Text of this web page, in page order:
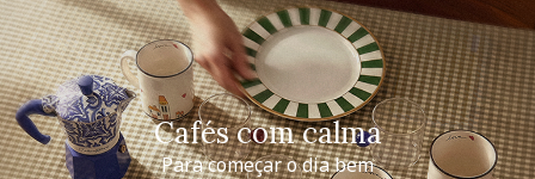
Cafés com calma
Para começar o dia bem